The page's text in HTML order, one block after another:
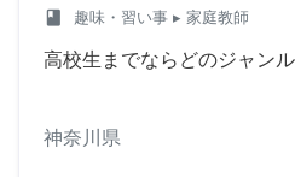
class 趣味・習い事 ▸ 家庭教師
高校生までならどのジャンル
神奈川県